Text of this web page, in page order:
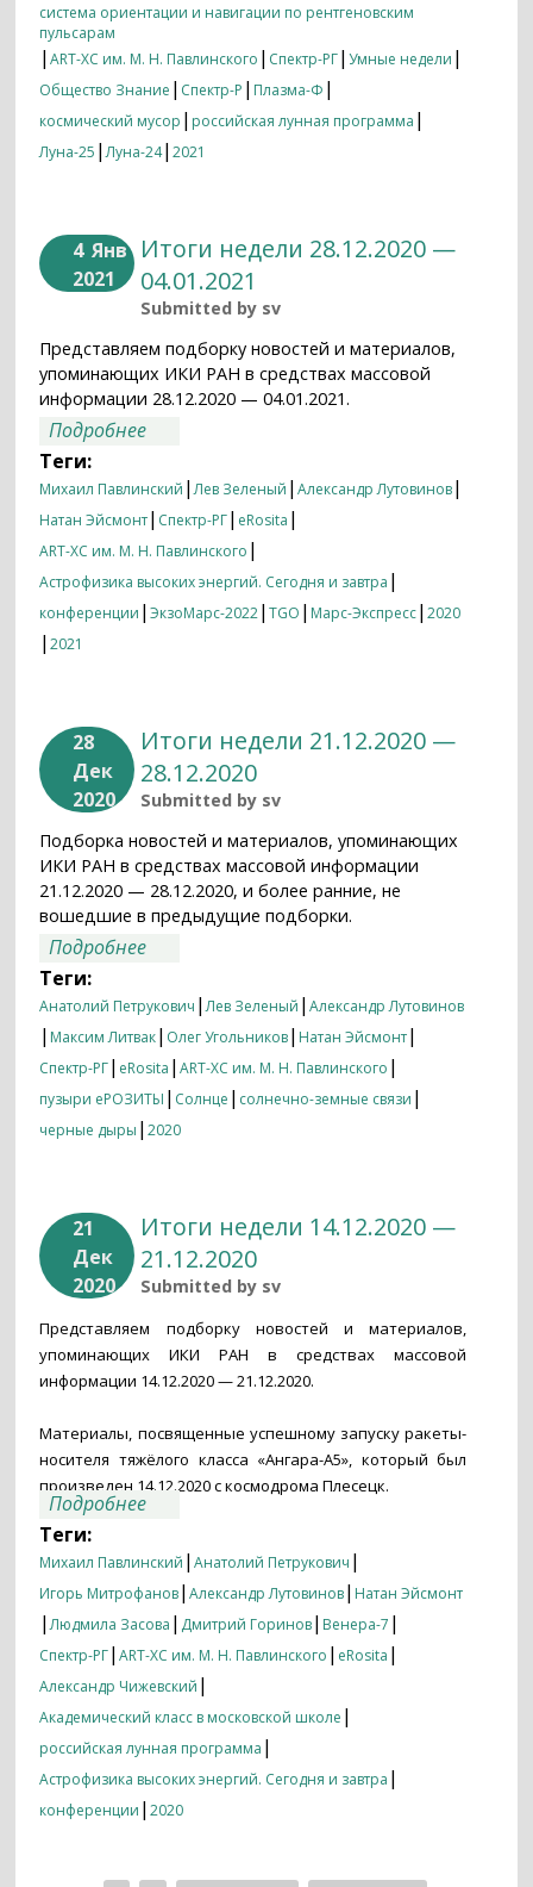
система ориентации и навигации по рентгеновским
пульсарам
|ART-XC им. М. Н. Павлинского | Спектр-РГ|Умные недели |
Общество Знание | Спектр-Р | Плазма-Ф |
космический мусор | российская лунная программа |
Луна-25 |Луна-24|2021
4 Янв
2021
Итоги недели 28.12.2020 —
04.01.2021
Submitted by sv
Представляем подборку новостей и материалов,
упоминающих ИКИ РАН в средствах массовой
информации 28.12.2020 — 04.01.2021.
Подробнее
Теги:
Михаил Павлинский |Лев Зеленый |Александр Лутовинов|
Натан Эйсмонт| Спектр-РГ| eRosita |
ART-XC им. М. Н. Павлинского |
Астрофизика высоких энергий. Сегодня и завтра |
конференции |ЭкзоМарс-2022|TGO | Марс-Экспресс|2020
|2021
28
Дек
2020
Итоги недели 21.12.2020 —
28.12.2020
Submitted by sv
Подборка новостей и материалов, упоминающих
ИКИ РАН в средствах массовой информации
21.12.2020 — 28.12.2020, и более ранние, не
вошедшие в предыдущие подборки.
Подробнее
Теги:
Анатолий Петрукович |Лев Зеленый |Александр Лутовинов
| Максим Литвак| Олег Угольников| Натан Эйсмонт|
Спектр-РГ| eRosita |ART-XC им. М. Н. Павлинского |
пузыри еРОЗИТЫ | Солнце | солнечно-земные связи |
черные дыры |2020
21
Дек
2020
Итоги недели 14.12.2020 —
21.12.2020
Submitted by sv
Представляем подборку новостей и материалов,
упоминающих ИКИ РАН в средствах массовой
информации 14.12.2020 — 21.12.2020.
Материалы, посвященные успешному запуску ракеты-
носителя тяжёлого класса «Ангара-А5», который был
произведен 14.12.2020 с космодрома Плесецк.
Подробнее о Итоги недели 14.12.2020 — 21.12.2020
Теги:
Михаил Павлинский |Анатолий Петрукович |
Игорь Митрофанов|Александр Лутовинов| Натан Эйсмонт
|Людмила Засова | Дмитрий Горинов| Венера-7 |
Спектр-РГ|ART-XC им. М. Н. Павлинского | eRosita |
Александр Чижевский |
Академический класс в московской школе |
российская лунная программа |
Астрофизика высоких энергий. Сегодня и завтра |
конференции |2020